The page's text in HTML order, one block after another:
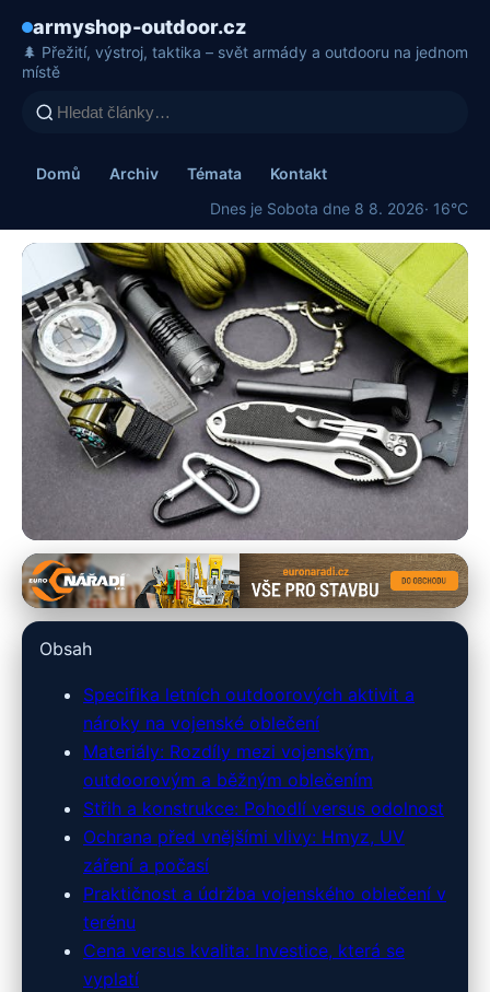
armyshop-outdoor.cz
🌲 Přežití, výstroj, taktika – svět armády a outdooru na jednom
místě
Domů Archiv Témata
Kontakt
Dnes je Sobota dne 8 8. 2026· 16°C
armyshop-outdoor.cz
Vojenské Oblečení na Letní
Tábory: Komfort, Funkčnost,
Bezpečí
7. 4. 2026· 10 min čtení · Autor: Tomáš Novák
Obsah
Specifika letních outdoorových aktivit a
nároky na vojenské oblečení
Materiály: Rozdíly mezi vojenským,
outdoorovým a běžným oblečením
Střih a konstrukce: Pohodlí versus odolnost
Ochrana před vnějšími vlivy: Hmyz, UV
záření a počasí
Praktičnost a údržba vojenského oblečení v
terénu
Cena versus kvalita: Investice, která se
vyplatí